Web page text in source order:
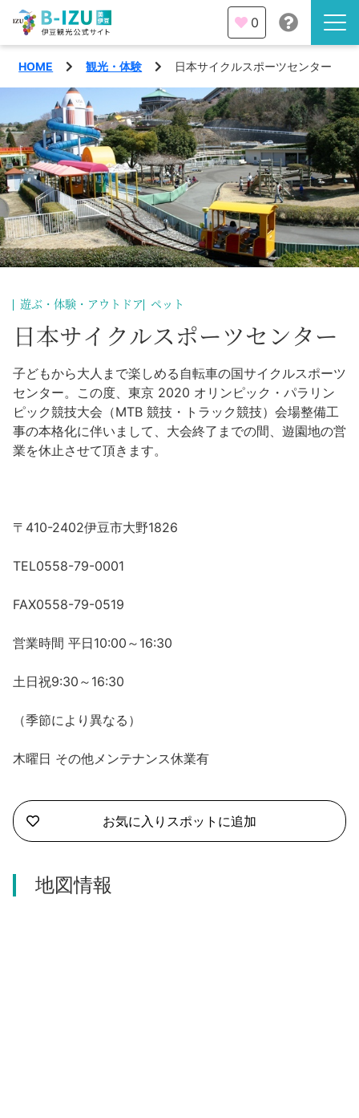
伊豆半島を知る
伊豆のみどころ
みる
あそぶ
あじわう
観光・体験
イベント
エリア
熱海市
沼津市
三島市
南伊豆町
西伊豆町
伊東市
伊豆の国市
松崎町
東伊豆町
伊豆市
河津町
特集
旅の計画
モデルコース
宿泊・予約
旅程作成
日本語
合同会社説明会
0
HOME 観光・体験 日本サイクルスポーツセンター
遊ぶ・体験・アウトドア ペット
日本サイクルスポーツセンター
子どもから大人まで楽しめる自転車の国サイクルスポーツ
センター。この度、東京 2020 オリンピック・パラリン
ピック競技大会（MTB 競技・トラック競技）会場整備工
事の本格化に伴いまして、大会終了までの間、遊園地の営
業を休止させて頂きます。
〒410-2402伊豆市大野1826
TEL0558-79-0001
FAX0558-79-0519
営業時間 平日10:00～16:30
土日祝9:30～16:30
（季節により異なる）
木曜日 その他メンテナンス休業有
お気に入りスポットに追加
地図情報